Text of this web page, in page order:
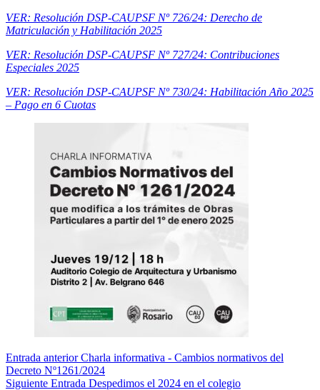
VER: Resolución DSP-CAUPSF Nº 726/24: Derecho de
Matriculación y Habilitación 2025
VER: Resolución DSP-CAUPSF Nº 727/24: Contribuciones
Especiales 2025
VER: Resolución DSP-CAUPSF Nº 730/24: Habilitación Año 2025
– Pago en 6 Cuotas
Entrada anteriorCharla informativa - Cambios normativos del
Decreto Nº1261/2024
Siguiente Entrada Despedimos el 2024 en el colegio